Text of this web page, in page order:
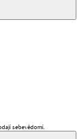
sebevědomí.